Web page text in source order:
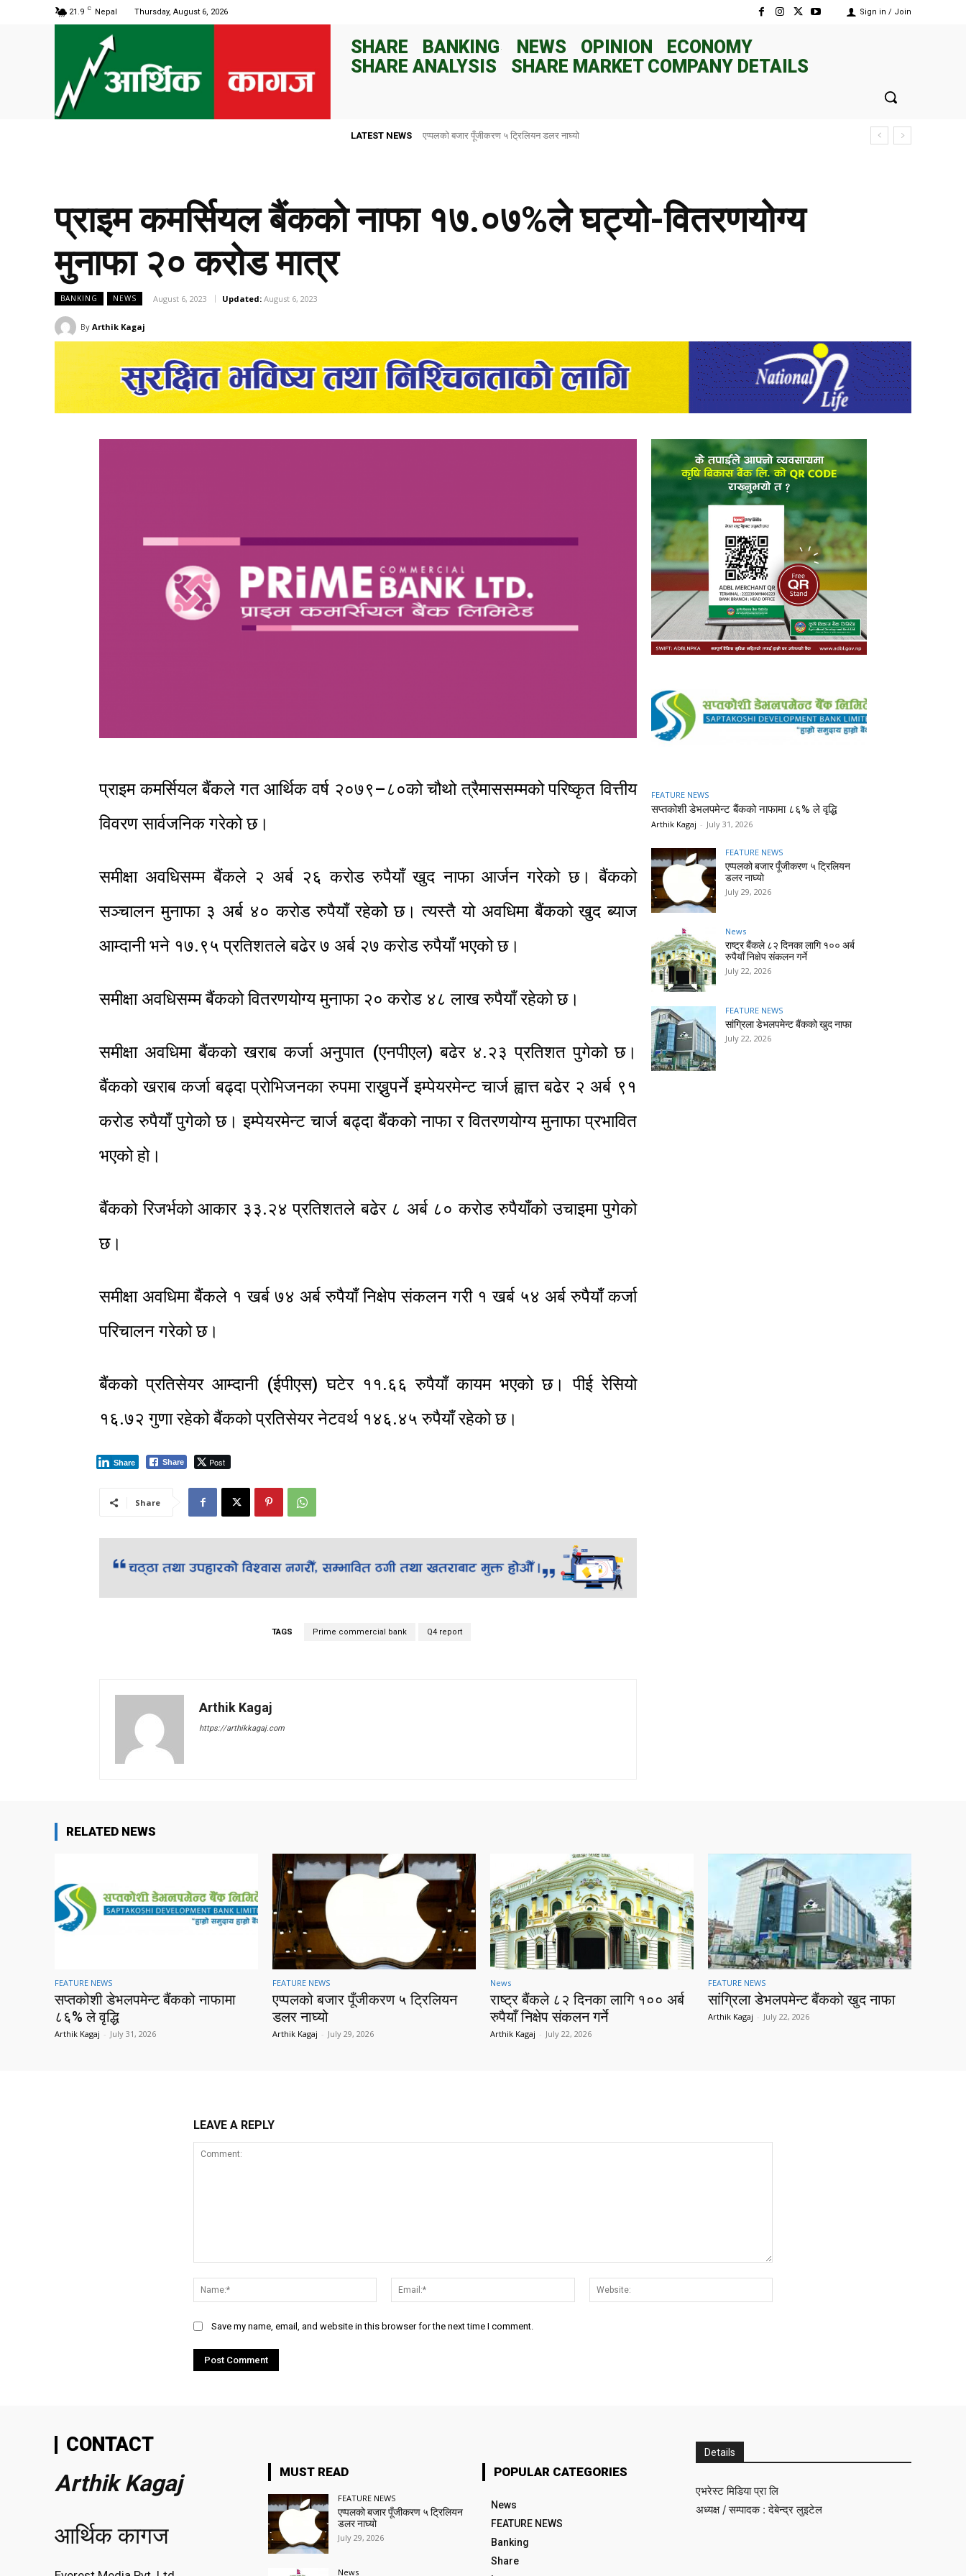
21.9 C Nepal Thursday, August 6, 2026 Sign in / Join
SHARE BANKING NEWS OPINION
ECONOMY
SHARE ANALYSIS
SHARE MARKET COMPANY DETAILS
LATEST NEWS राष्ट्र बैंकले ८२ दिनका लागि १०० अर्ब रुपैयाँ निक्षेप संकलन गर्ने
प्राइम कमर्सियल बैंकको नाफा १७.०७%ले घट्यो-वितरणयोग्य
मुनाफा २० करोड मात्र
BANKING NEWS August 6, 2023 Updated: August 6, 2023
By Arthik Kagaj
प्राइम कमर्सियल बैंकले गत आर्थिक वर्ष २०७९–८०को चौथो त्रैमाससम्मको परिष्कृत वित्तीय
विवरण सार्वजनिक गरेको छ।
समीक्षा अवधिसम्म बैंकले २ अर्ब २६ करोड रुपैयाँ खुद नाफा आर्जन गरेको छ। बैंकको
सञ्चालन मुनाफा ३ अर्ब ४० करोड रुपैयाँ रहेकोे छ। त्यस्तै यो अवधिमा बैंकको खुद ब्याज
आम्दानी भने १७.९५ प्रतिशतले बढेर ७ अर्ब २७ करोड रुपैयाँ भएको छ।
समीक्षा अवधिसम्म बैंकको वितरणयोग्य मुनाफा २० करोड ४८ लाख रुपैयाँ रहेको छ।
समीक्षा अवधिमा बैंकको खराब कर्जा अनुपात (एनपीएल) बढेर ४.२३ प्रतिशत पुगेको छ।
बैंकको खराब कर्जा बढ्दा प्रोभिजनका रुपमा राख्नुपर्ने इम्पेयरमेन्ट चार्ज ह्वात्त बढेर २ अर्ब ९१
करोड रुपैयाँ पुगेको छ। इम्पेयरमेन्ट चार्ज बढ्दा बैंकको नाफा र वितरणयोग्य मुनाफा प्रभावित
भएको हो।
बैंकको रिजर्भको आकार ३३.२४ प्रतिशतले बढेर ८ अर्ब ८० करोड रुपैयाँको उचाइमा पुगेको
छ।
समीक्षा अवधिमा बैंकले १ खर्ब ७४ अर्ब रुपैयाँ निक्षेप संकलन गरी १ खर्ब ५४ अर्ब रुपैयाँ कर्जा
परिचालन गरेको छ।
बैंकको प्रतिसेयर आम्दानी (ईपीएस) घटेर ११.६६ रुपैयाँ कायम भएको छ। पीई रेसियो
१६.७२ गुणा रहेको बैंकको प्रतिसेयर नेटवर्थ १४६.४५ रुपैयाँ रहेको छ।
Share Post
Share
Share
TAGS Prime commercial bank Q4 report
Arthik Kagaj
https://arthikkagaj.com
FEATURE NEWS
सप्तकोशी डेभलपमेन्ट बैंकको नाफामा ८६% ले वृद्धि
Arthik Kagaj - July 31, 2026
FEATURE NEWS
एप्पलको बजार पूँजीकरण ५ ट्रिलियन
डलर नाघ्यो
July 29, 2026
News
राष्ट्र बैंकले ८२ दिनका लागि १०० अर्ब
रुपैयाँ निक्षेप संकलन गर्ने
July 22, 2026
FEATURE NEWS
सांग्रिला डेभलपमेन्ट बैंकको खुद नाफा
July 22, 2026
RELATED NEWS
FEATURE NEWS
सप्तकोशी डेभलपमेन्ट बैंकको नाफामा
८६% ले वृद्धि
Arthik Kagaj - July 31, 2026
FEATURE NEWS
एप्पलको बजार पूँजीकरण ५ ट्रिलियन
डलर नाघ्यो
Arthik Kagaj - July 29, 2026
News
राष्ट्र बैंकले ८२ दिनका लागि १०० अर्ब
रुपैयाँ निक्षेप संकलन गर्ने
Arthik Kagaj - July 22, 2026
FEATURE NEWS
सांग्रिला डेभलपमेन्ट बैंकको खुद नाफा
Arthik Kagaj - July 22, 2026
LEAVE A REPLY
Name:*
Email:*
Save my name, email, and website in this browser for the next time I comment.
CONTACT
Arthik Kagaj
आर्थिक कागज
MUST READ
FEATURE NEWS
एप्पलको बजार पूँजीकरण ५ ट्रिलियन
डलर नाघ्यो
July 29, 2026
News
POPULAR CATEGORIES
News
FEATURE NEWS
Banking
Share
Details
एभरेस्ट मिडिया प्रा लि
अध्यक्ष / सम्पादक : देबेन्द्र लुइटेल